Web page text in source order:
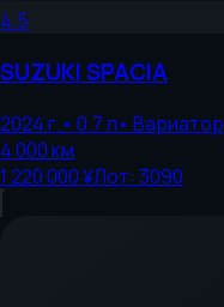
4.5
SUZUKISPACIA
2024г.• 0.7л• Вариатор
4 000км
1 220 000 ¥Лот: 3090